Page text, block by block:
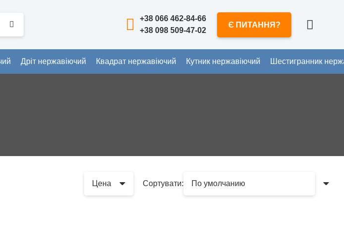
+38 066 462-84-66
+38 098 509-47-02
Є ПИТАННЯ?
Дріт нержавіючий Квадрат нержавіючий Кутник нержавіючий Шестигранник
Цена Сортувати: